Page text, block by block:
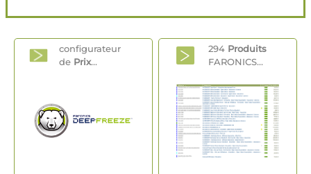
configurateur
de Prix...
294 Produits
FARONICS...